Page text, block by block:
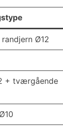
Ø12
+ tværgående